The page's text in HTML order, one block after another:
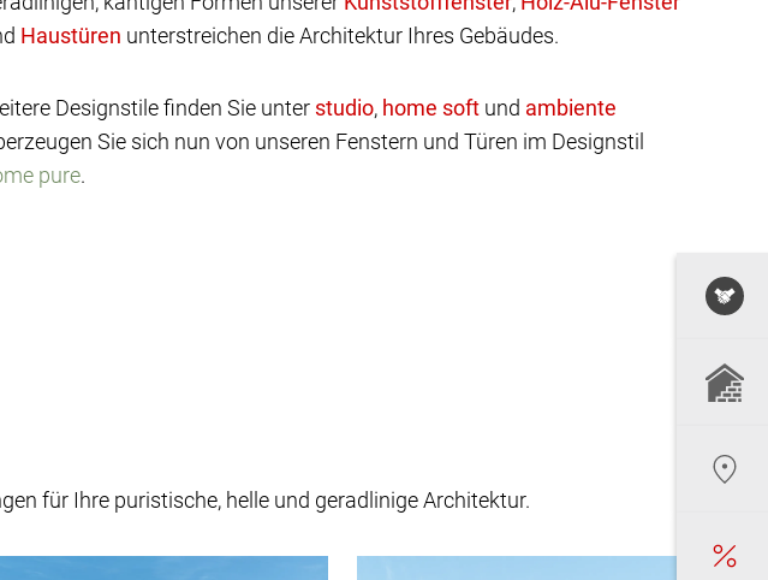
unterstreichen die Architektur Ihres Gebäudes.
Designstile finden Sie unter ,
und
Sie sich nun von unseren Fenstern und Türen im Designstil
pure.
für Ihre puristische, helle und geradlinige Architektur.